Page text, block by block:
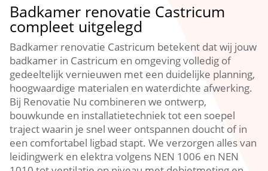
Badkamer renovatie Castricum
compleet uitgelegd
Badkamer renovatie Castricum betekent dat wij jouw
badkamer in Castricum en omgeving volledig of
gedeeltelijk vernieuwen met een duidelijke planning,
hoogwaardige materialen en waterdichte afwerking.​
Bij Renovatie Nu combineren we ontwerp,
bouwkunde en installatietechniek tot een soepel
traject waarin je snel weer ontspannen doucht of in
een comfortabel ligbad stapt.​ We verzorgen alles van
leidingwerk en elektra volgens NEN 1006 en NEN